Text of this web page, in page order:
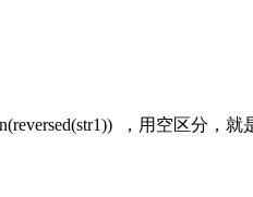
，用空区分，就